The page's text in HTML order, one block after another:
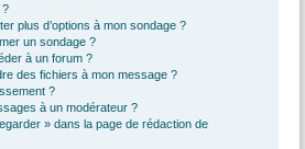
?
plus d’options à mon sondage ?
un sondage ?
à un forum ?
des fichiers à mon message ?
?
à un modérateur ?
» dans la page de rédaction de